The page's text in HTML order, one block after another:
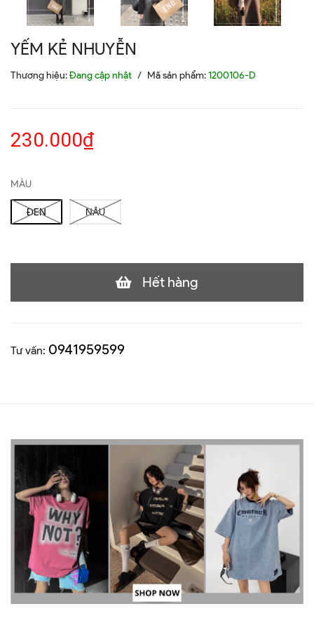
YẾM KẺ NHUYỄN
Thương hiệu:Đang cập nhật / Mã sản phẩm:1200106-D
230.000₫
MÀU
ĐEN NÂU
Hết hàng
Tư vấn: 0941959599